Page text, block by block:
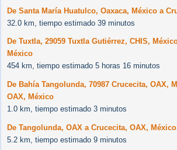
De Santa María Huatulco, Oaxaca, México a
32.0 km, tiempo estimado 39 minutos
De Tuxtla, 29059 Tuxtla Gutiérrez, CHIS,
México
454 km, tiempo estimado 5 horas 16 minutos
De Bahía Tangolunda, 70987 Crucecita, OAX,
OAX, México
1.0 km, tiempo estimado 3 minutos
De Tangolunda, OAX a Crucecita, OAX, México
5.2 km, tiempo estimado 9 minutos